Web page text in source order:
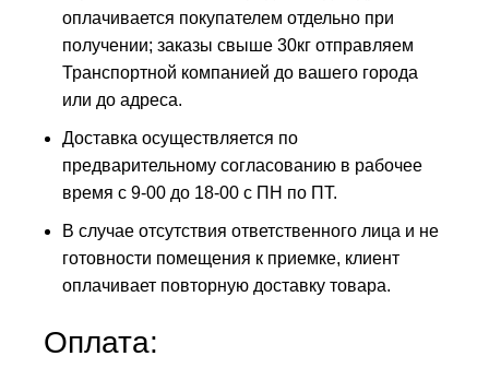
оплачивается покупателем отдельно при
получении; заказы свыше 30кг отправляем
Транспортной компанией до вашего города
или до адреса.
Доставка осуществляется по
предварительному согласованию в рабочее
время с 9-00 до 18-00 с ПН по ПТ.
В случае отсутствия ответственного лица и не
готовности помещения к приемке, клиент
оплачивает повторную доставку товара.
Оплата: